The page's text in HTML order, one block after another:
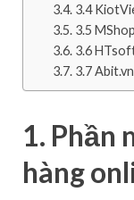
3.4
3.5
3.6
3.7 Abit.vn
1. Phần
hàng